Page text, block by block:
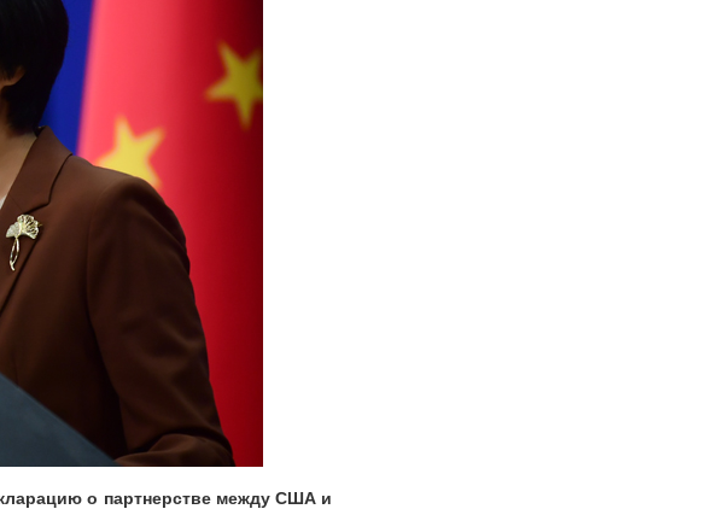
о партнерстве между США и